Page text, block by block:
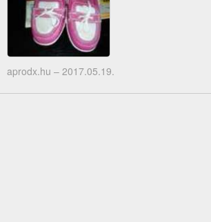
aprodx.hu – 2017.05.19.